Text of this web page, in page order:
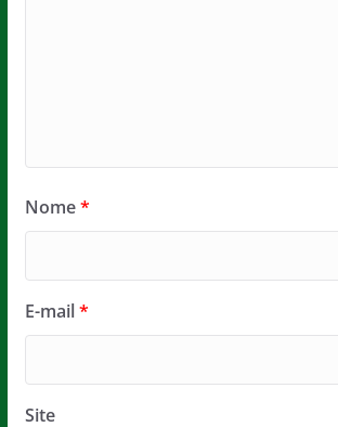
Nome*
E-mail*
Site